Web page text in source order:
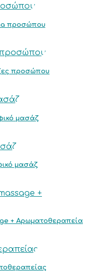
προσώπου
προσώπου
μασάζ
μασάζ
+ Αρωματοθεραπεία